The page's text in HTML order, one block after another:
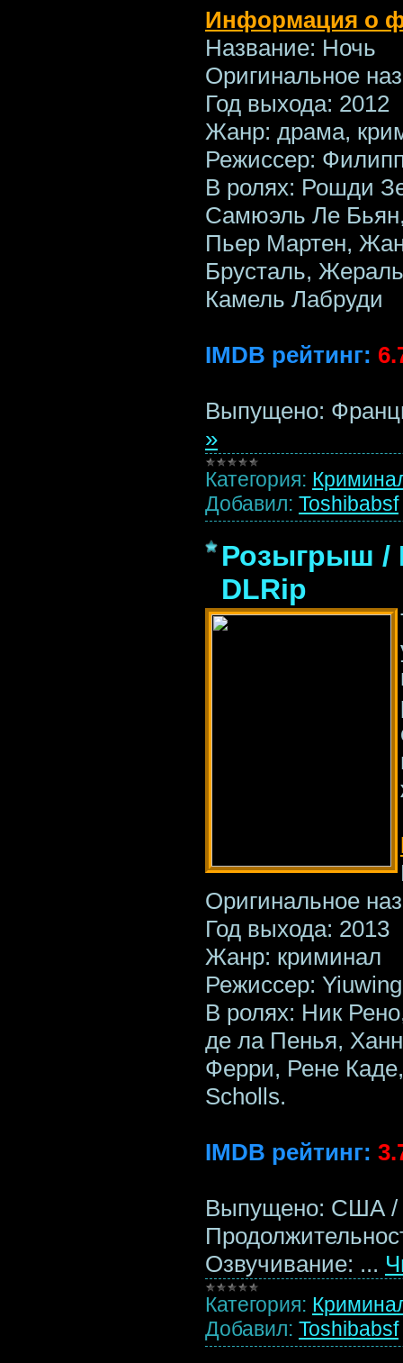
Информация о
Название: Ночь
Оригинальное
Год выхода: 2012
Жанр: драма,
Режиссер:
В ролях: Рошди
Самюэль Ле
Пьер Мартен,
Брусталь,
Камель Лабруди
IMDB рейтинг:
Выпущено:
»
Категория:
Добавил: Toshibabsf
Розыгрыш /
DLRip
Оригинальное
Год выхода: 2013
Жанр: криминал
Режиссер:
В ролях: Ник
де ла Пенья,
Ферри, Рене
Scholls.
IMDB рейтинг:
Выпущено: США /
Озвучивание: ...
Категория:
Добавил: Toshibabsf